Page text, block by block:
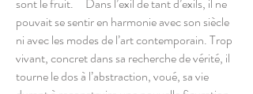
pouvait se sentir en harmonie avec son siècle
ni avec les modes de l’art contemporain. Trop
vivant, concret dans sa recherche de vérité, il
tourne le dos à l’abstraction, voué, sa vie